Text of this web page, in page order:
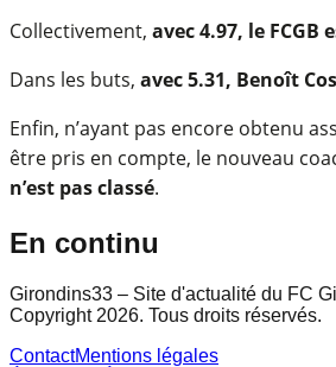
Collectivement, avec 4.97, le FCGB
Dans les buts, avec 5.31, Benoît
Enfin, n’ayant pas encore obtenu
être pris en compte, le nouveau
n’est pas classé.
En continu
Girondins33 – Site d'actualité du FC
Copyright 2026. Tous droits réservés.
ContactMentions légales